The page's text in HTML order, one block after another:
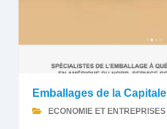
Emballages de la Capitale
ECONOMIE ET ENTREPRISES